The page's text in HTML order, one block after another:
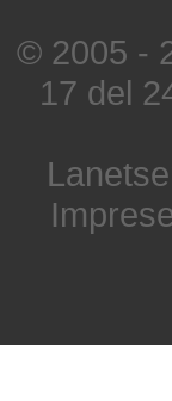
© 2005 -
17 del